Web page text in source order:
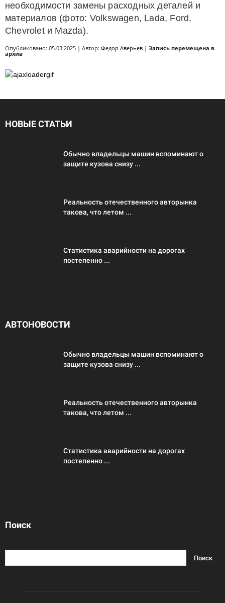
необходимости замены расходных деталей и
материалов (фото: Volkswagen, Lada, Ford,
Chevrolet и Mazda).
Опубликовано: 05.03.2025 | Автор: Федор Аверьев | Запись перемещена в
архив
НОВЫЕ СТАТЬИ
Обычно владельцы машин вспоминают о
защите кузова снизу ...
Реальность отечественного авторынка
такова, что летом ...
Статистика аварийности на дорогах
постепенно ...
АВТОНОВОСТИ
Обычно владельцы машин вспоминают о
защите кузова снизу ...
Реальность отечественного авторынка
такова, что летом ...
Статистика аварийности на дорогах
постепенно ...
Поиск